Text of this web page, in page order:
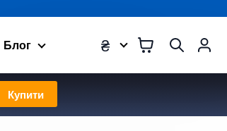
Блог ₴
Купити